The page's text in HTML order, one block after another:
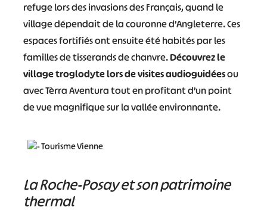
refuge lors des invasions des Français, quand le
village dépendait de la couronne d’Angleterre. Ces
espaces fortifiés ont ensuite été habités par les
familles de tisserands de chanvre.Découvrez le
village troglodyte lors de visites audioguidéesou
avec Tèrra Aventura tout en profitant d’un point
de vue magnifique sur la vallée environnante.
La Roche-Posay et son patrimoine
thermal